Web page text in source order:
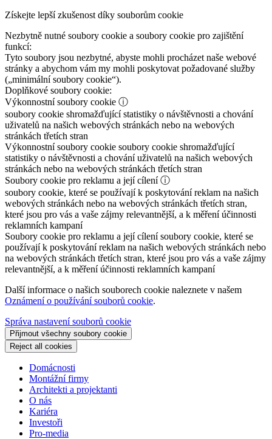
Získejte lepší zkušenost díky souborům cookie
Nezbytně nutné soubory cookie a soubory cookie pro zajištění
funkcí:
Tyto soubory jsou nezbytné, abyste mohli procházet naše webové
stránky a abychom vám my mohli poskytovat požadované služby
(„minimální soubory cookie“).
Doplňkové soubory cookie:
Výkonnostní soubory cookie ⓘ
soubory cookie shromažďující statistiky o návštěvnosti a chování
uživatelů na našich webových stránkách nebo na webových
stránkách třetích stran
Výkonnostní soubory cookie soubory cookie shromažďující
statistiky o návštěvnosti a chování uživatelů na našich webových
stránkách nebo na webových stránkách třetích stran
Soubory cookie pro reklamu a její cílení ⓘ
soubory cookie, které se používají k poskytování reklam na našich
webových stránkách nebo na webových stránkách třetích stran,
které jsou pro vás a vaše zájmy relevantnější, a k měření účinnosti
reklamních kampaní
Soubory cookie pro reklamu a její cílenísoubory cookie, které se
používají k poskytování reklam na našich webových stránkách nebo
na webových stránkách třetích stran, které jsou pro vás a vaše zájmy
relevantnější, a k měření účinnosti reklamních kampaní
Další informace o našich souborech cookie naleznete v našem
Oznámení o používání souborů cookie.
Správa nastavení souborů cookie
Přijmout všechny soubory cookie
Reject all cookies
Domácnosti
Montážní firmy
Architekti a projektanti
O nás
Kariéra
Investoři
Pro-media